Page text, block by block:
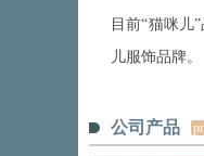
目前“猫咪儿
儿服饰品牌。
公司产品